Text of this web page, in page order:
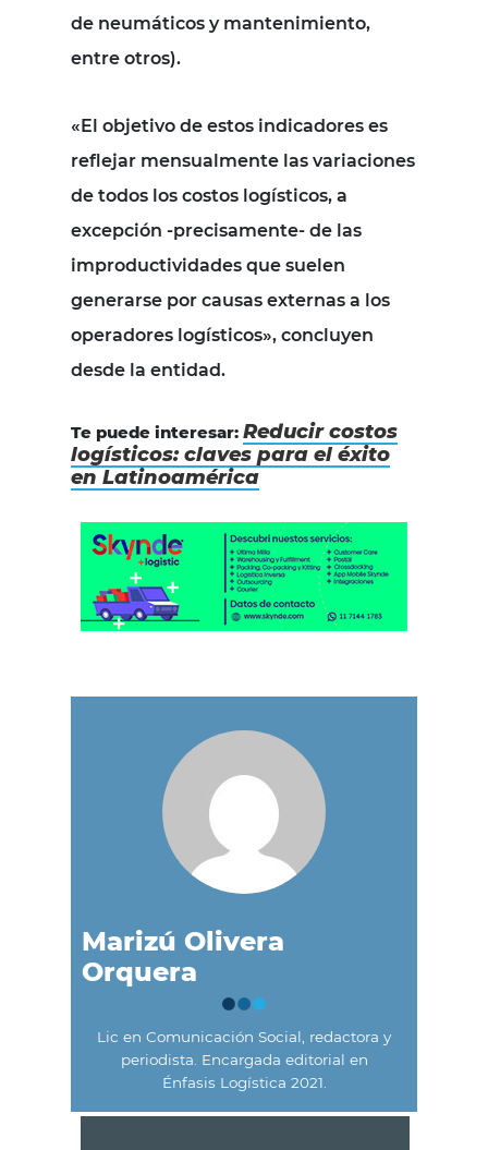
de neumáticos y mantenimiento,
entre otros).
«El objetivo de estos indicadores es
reflejar mensualmente las variaciones
de todos los costos logísticos, a
excepción -precisamente- de las
improductividades que suelen
generarse por causas externas a los
operadores logísticos», concluyen
desde la entidad.
Te puede interesar: Reducir costos
logísticos: claves para el éxito
en Latinoamérica
Marizú Olivera
Orquera
Lic en Comunicación Social, redactora y
periodista. Encargada editorial en
Énfasis Logística 2021.